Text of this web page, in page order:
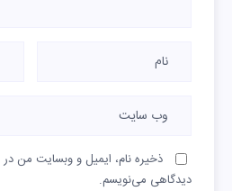
ذخیره نام، ایمیل و وبسایت من در
دیدگاهی می‌نویسم.